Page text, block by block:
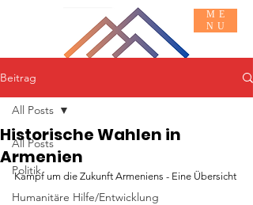
ME
NU
Beitrag
All Posts
Politik
Humanitäre Hilfe/Entwicklung
All Posts
Historische Wahlen in
Armenien
Kampf um die Zukunft Armeniens - Eine Übersicht